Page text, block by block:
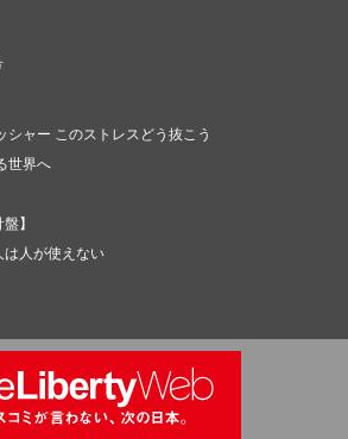
ャー このストレスどう抜こう
世界へ
】
は人が使えない